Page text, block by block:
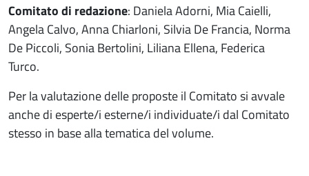
Comitato di redazione: Daniela Adorni, Mia Caielli,
Angela Calvo, Anna Chiarloni, Silvia De Francia, Norma
De Piccoli, Sonia Bertolini, Liliana Ellena, Federica
Turco.
Per la valutazione delle proposte il Comitato si avvale
anche di esperte/i esterne/i individuate/i dal Comitato
stesso in base alla tematica del volume.